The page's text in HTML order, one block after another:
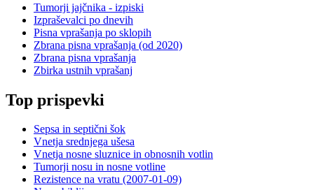
Tumorji jajčnika - izpiski
Izpraševalci po dnevih
Pisna vprašanja po sklopih
Zbrana pisna vprašanja (od 2020)
Zbrana pisna vprašanja
Zbirka ustnih vprašanj
Top prispevki
Sepsa in septični šok
Vnetja srednjega ušesa
Vnetja nosne sluznice in obnosnih votlin
Tumorji nosu in nosne votline
Rezistence na vratu (2007-01-09)